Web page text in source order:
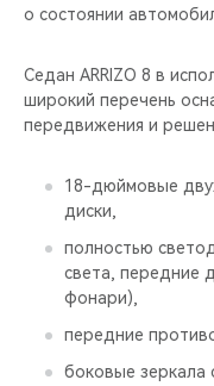
о состоянии
Седан ARRIZO 8 в
широкий перечень
передвижения и
18-дюймовые
диски,
полностью
света, передние
фонари),
передние
боковые зеркала